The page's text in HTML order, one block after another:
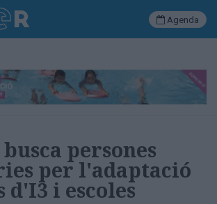
Agenda
persones
per l'adaptació
i escoles